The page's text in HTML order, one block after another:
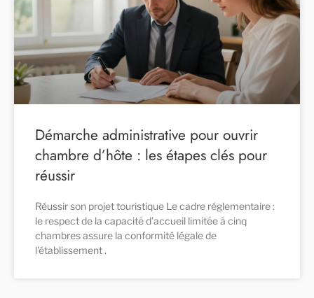
Démarche administrative pour ouvrir
chambre d’hôte : les étapes clés pour
réussir
Réussir son projet touristique Le cadre réglementaire :
le respect de la capacité d’accueil limitée à cinq
chambres assure la conformité légale de
l’établissement .